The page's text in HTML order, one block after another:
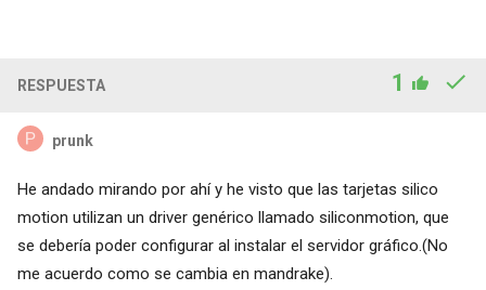
RESPUESTA 1
prunk
He andado mirando por ahí y he visto que las tarjetas silico
motion utilizan un driver genérico llamado siliconmotion, que
se debería poder configurar al instalar el servidor gráfico.(No
me acuerdo como se cambia en mandrake).